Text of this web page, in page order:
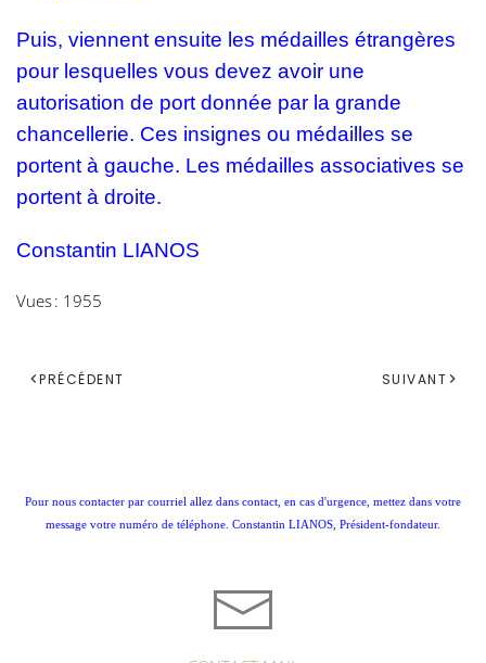
Puis, viennent ensuite les médailles étrangères
pour lesquelles vous devez avoir une
autorisation de port donnée par la grande
chancellerie. Ces insignes ou médailles se
portent à gauche. Les médailles associatives se
portent à droite.
Constantin LIANOS
Vues : 1955
PRÉCÉDENT SUIVANT
Pour nous contacter par courriel allez dans contact, en cas d'urgence, mettez dans votre
message votre numéro de téléphone. Constantin LIANOS, Président-fondateur.